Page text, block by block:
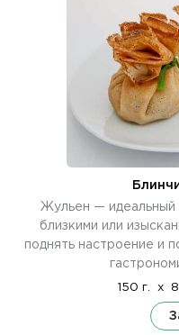
Жульен — идеальный
близкими или
поднять настроение и
150 г. x